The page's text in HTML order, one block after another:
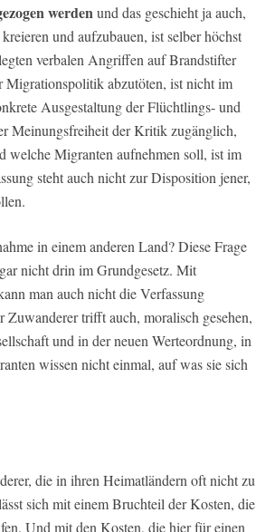
werdenund das geschieht ja auch,
und aufzubauen, ist selber höchst
verbalen Angriffen auf Brandstifter
Migrationspolitik abzutöten, ist nicht im
Ausgestaltung der Flüchtlings- und
Meinungsfreiheit der Kritik zugänglich,
welche Migranten aufnehmen soll, ist im
steht auch nicht zur Disposition jener,
in einem anderen Land? Diese Frage
nicht drin im Grundgesetz. Mit
man auch nicht die Verfassung
trifft auch, moralisch gesehen,
und in der neuen Werteordnung, in
wissen nicht einmal, auf was sie sich
die in ihren Heimatländern oft nicht zu
sich mit einem Bruchteil der Kosten, die
Und mit den Kosten, die hier für einen